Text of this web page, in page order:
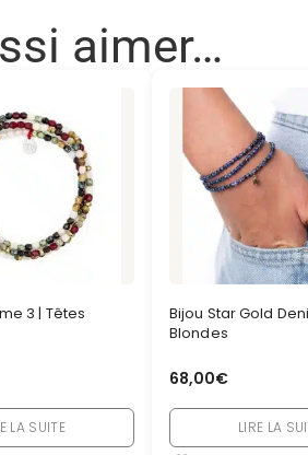
aimer…
3 | Têtes
LA SUITE
Bijou Star Gold
Blondes
68,00€
LIRE LA